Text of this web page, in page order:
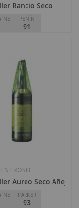
Rancio Seco
PEÑÍN
91
Añadir a la Lista
Aureo Seco Añejo
PARKER
93